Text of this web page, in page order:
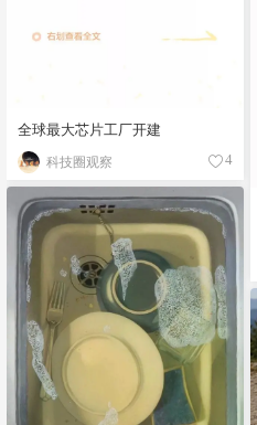
全球最大芯片工厂开建
科技圈观察 4